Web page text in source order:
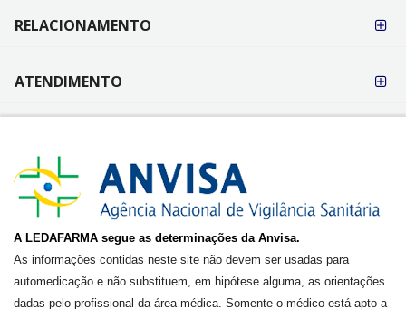
RELACIONAMENTO
ATENDIMENTO
A LEDAFARMA segue as determinações da Anvisa.
As informações contidas neste site não devem ser usadas para
automedicação e não substituem, em hipótese alguma, as orientações
dadas pelo profissional da área médica. Somente o médico está apto a